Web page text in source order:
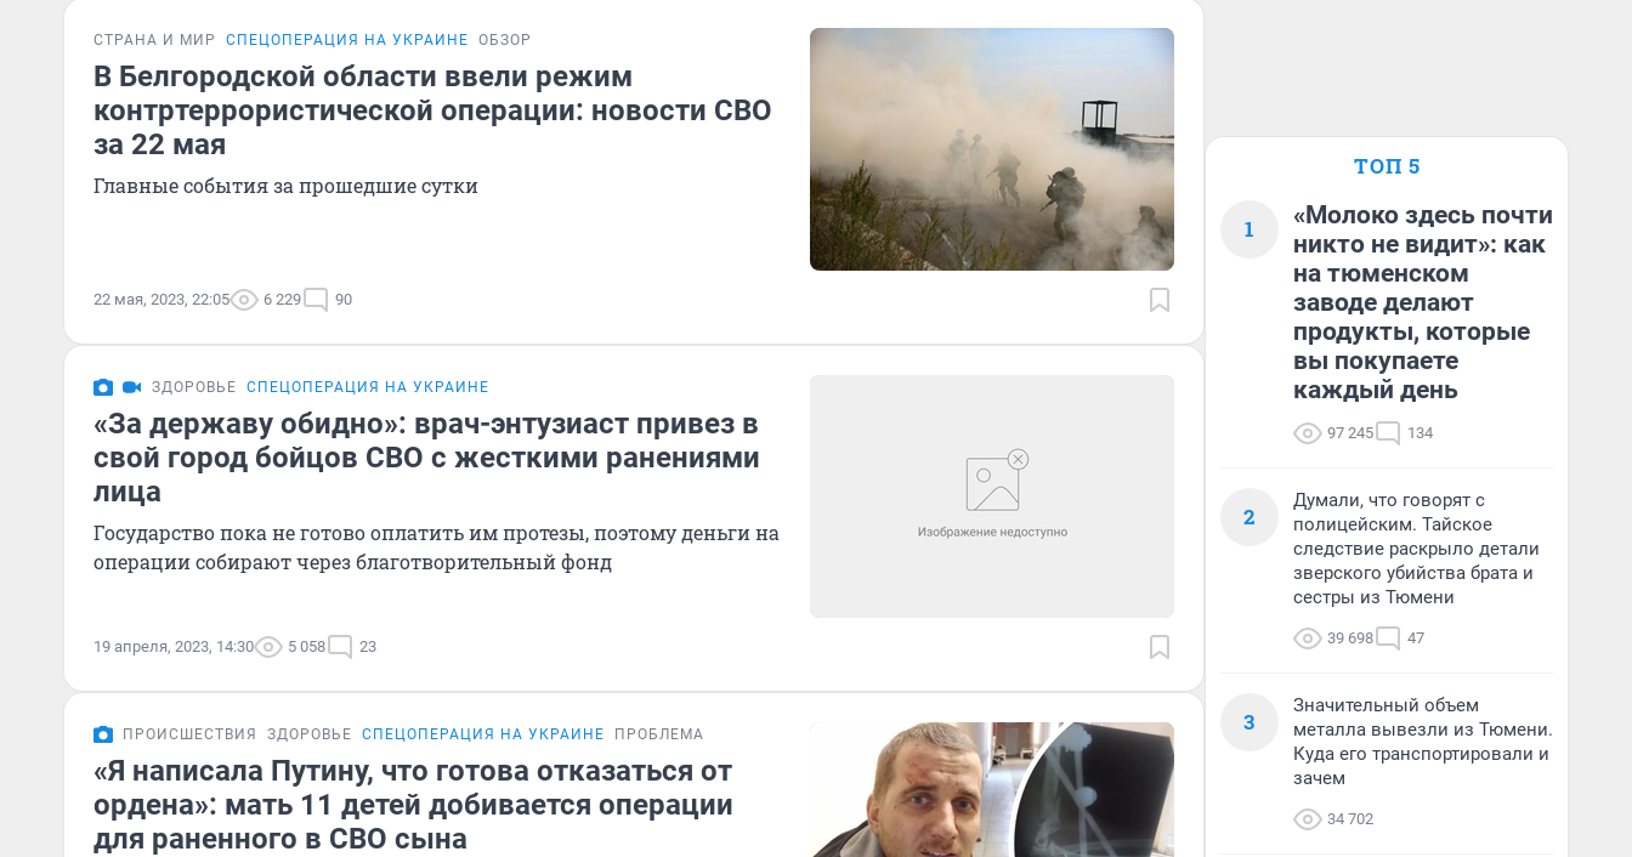
СТРАНА И МИР СПЕЦОПЕРАЦИЯ НА УКРАИНЕ ОБЗОР
В Белгородской области ввели режим
контртеррористической операции: новости СВО
за 22 мая
Главные события за прошедшие сутки
22 мая, 2023, 22:05 6 229 90
ЗДОРОВЬЕ СПЕЦОПЕРАЦИЯ НА УКРАИНЕ
«За державу обидно»: врач-энтузиаст привез в
свой город бойцов СВО с жесткими ранениями
лица
Государство пока не готово оплатить им протезы, поэтому деньги на
операции собирают через благотворительный фонд
19 апреля, 2023, 14:30 5 058 23
ПРОИСШЕСТВИЯ ЗДОРОВЬЕ СПЕЦОПЕРАЦИЯ НА УКРАИНЕ ПРОБЛЕМА
«Я написала Путину, что готова отказаться от
ордена»: мать 11 детей добивается операции
для раненного в СВО сына
ТОП 5
1
«Молоко здесь почти
никто не видит»: как
на тюменском
заводе делают
продукты, которые
вы покупаете
каждый день
97 245 134
2
Думали, что говорят с
полицейским. Тайское
следствие раскрыло детали
зверского убийства брата и
сестры из Тюмени
39 698 47
3
Значительный объем
металла вывезли из Тюмени.
Куда его транспортировали и
зачем
34 702